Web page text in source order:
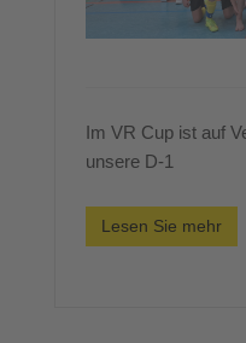
Im VR Cup ist auf
unsere D-1
Lesen Sie mehr